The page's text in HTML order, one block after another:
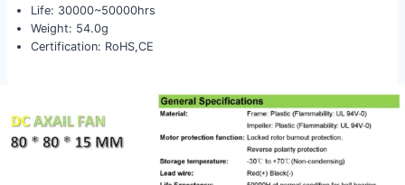
Life: 30000~50000hrs
Weight: 54.0g
Certification: RoHS,CE